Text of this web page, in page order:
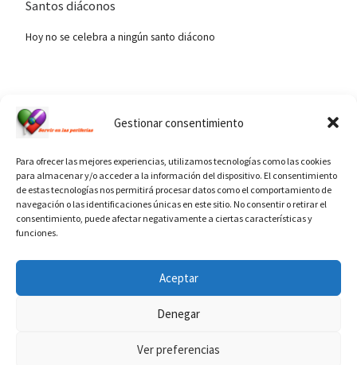
Gestionar consentimiento
Para ofrecer las mejores experiencias, utilizamos tecnologías como las cookies
para almacenar y/o acceder a la información del dispositivo. El consentimiento
de estas tecnologías nos permitirá procesar datos como el comportamiento de
navegación o las identificaciones únicas en este sitio. No consentir o retirar el
consentimiento, puede afectar negativamente a ciertas características y
funciones.
Aceptar
Denegar
Ver preferencias
Santos diáconos
Hoy no se celebra a ningún santo diácono
Diaconado permanente– Todos los derechos reservados